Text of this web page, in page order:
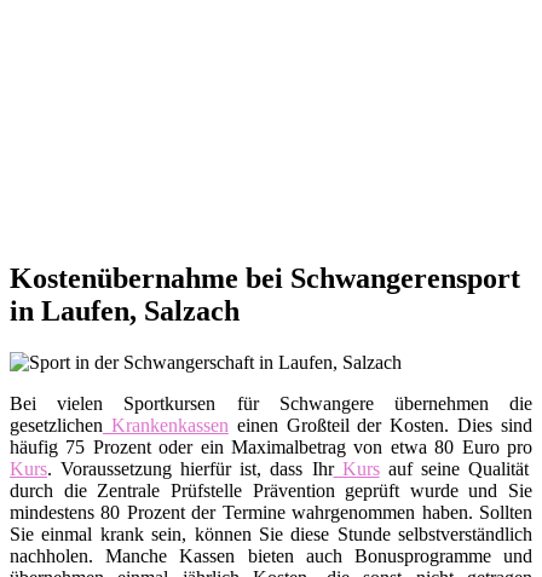
Kostenübernahme bei Schwangerensport
in Laufen, Salzach
Bei vielen Sportkursen für Schwangere übernehmen die
gesetzlichen Krankenkassen einen Großteil der Kosten. Dies sind
häufig 75 Prozent oder ein Maximalbetrag von etwa 80 Euro pro
Kurs. Voraussetzung hierfür ist, dass IhrKursauf seine Qualität
durch die Zentrale Prüfstelle Prävention geprüft wurde und Sie
mindestens 80 Prozent der Termine wahrgenommen haben. Sollten
Sie einmal krank sein, können Sie diese Stunde selbstverständlich
nachholen. Manche Kassen bieten auch Bonusprogramme und